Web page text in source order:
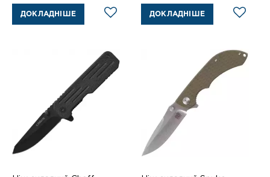
ДОКЛАДНІШЕ ДОКЛАДНІШЕ